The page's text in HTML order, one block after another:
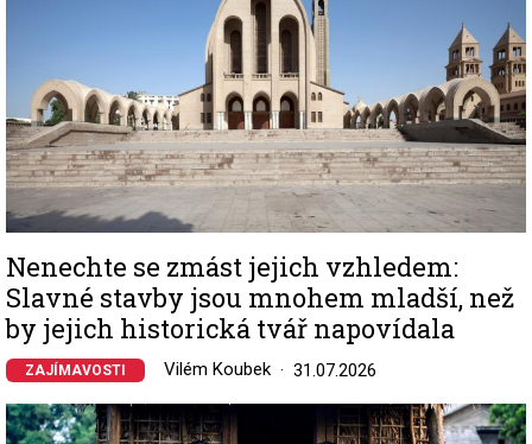
Nenechte se zmást jejich vzhledem:
Slavné stavby jsou mnohem mladší, než
by jejich historická tvář napovídala
ZAJÍMAVOSTI Vilém Koubek 31.07.2026
Image